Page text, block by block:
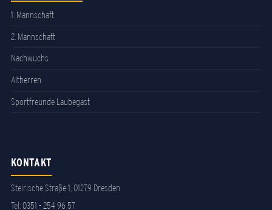
1. Mannschaft
2. Mannschaft
Nachwuchs
Altherren
Sportfreunde Laubegast
KONTAKT
Steirische Straße 1, 01279 Dresden
Tel:0351 - 254 96 57